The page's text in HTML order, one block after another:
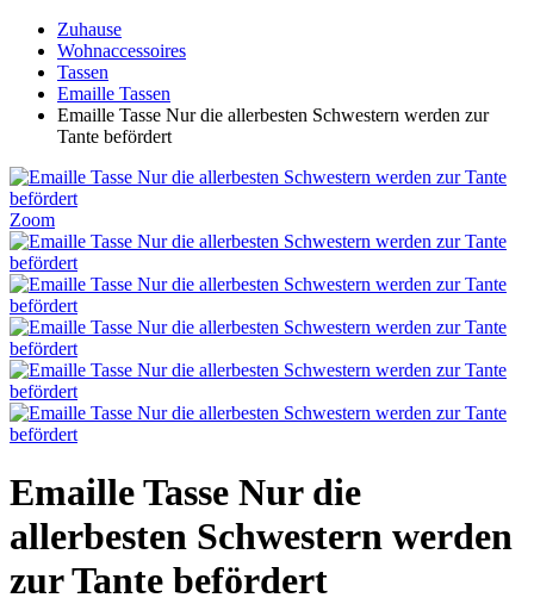
Zuhause
Wohnaccessoires
Tassen
Emaille Tassen
Emaille Tasse Nur die allerbesten Schwestern werden zur
Tante befördert
Zoom
Emaille Tasse Nur die
allerbesten Schwestern werden
zur Tante befördert